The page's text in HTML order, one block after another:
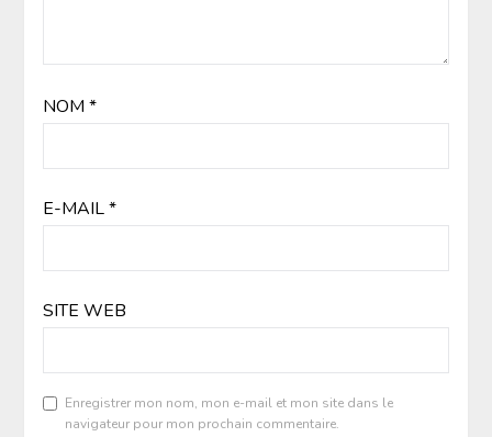
NOM *
E-MAIL*
SITE WEB
Enregistrer mon nom, mon e-mail et mon site dans le
navigateur pour mon prochain commentaire.